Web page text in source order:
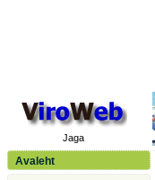
Jaga
Avaleht